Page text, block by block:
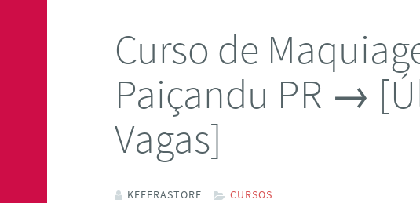
Curso de
Paiçandu PR →
Vagas]
KEFERASTORE CURSOS